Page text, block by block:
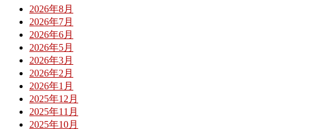
2026年8月
2026年7月
2026年6月
2026年5月
2026年3月
2026年2月
2026年1月
2025年12月
2025年11月
2025年10月